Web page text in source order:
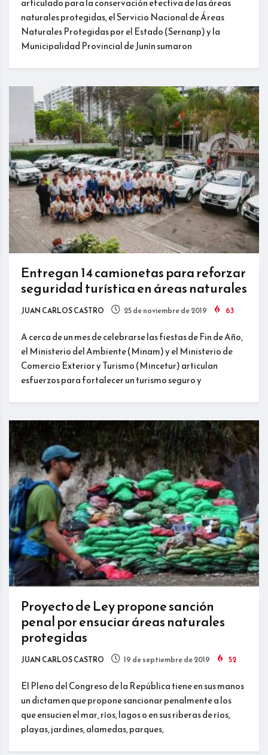
naturales protegidas, el Servicio Nacional de Áreas
Naturales Protegidas por el Estado (Sernanp) y la
Municipalidad Provincial de Junín sumaron
Entregan 14 camionetas para reforzar
seguridad turística en áreas naturales
JUAN CARLOS CASTRO 25 de noviembre de 2019 63
A cerca de un mes de celebrarse las fiestas de Fin de Año,
el Ministerio del Ambiente (Minam) y el Ministerio de
Comercio Exterior y Turismo (Mincetur) articulan
esfuerzos para fortalecer un turismo seguro y
Proyecto de Ley propone sanción
penal por ensuciar áreas naturales
protegidas
JUAN CARLOS CASTRO 19 de septiembre de 2019 52
El Pleno del Congreso de la República tiene en sus manos
un dictamen que propone sancionar penalmente a los
que ensucien el mar, ríos, lagos o en sus riberas de ríos,
playas, jardines, alamedas, parques,